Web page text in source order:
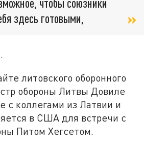
здесь готовыми,
литовского оборонного
обороны Литвы Довиле
с коллегами из Латвии и
в США для встречи с
Питом Хегсетом.